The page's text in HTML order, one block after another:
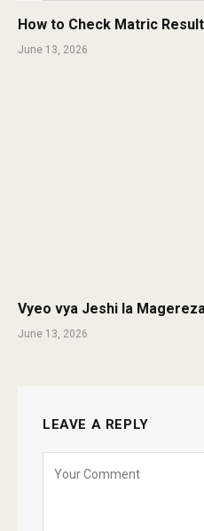
How to Check Matric
June 13, 2026
Vyeo vya Jeshi la
June 13, 2026
LEAVE A REPLY